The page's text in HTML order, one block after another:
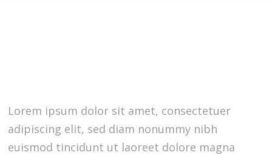
Lorem ipsum dolor sit amet, consectetuer
adipiscing elit, sed diam nonummy nibh
euismod tincidunt ut laoreet dolore magna